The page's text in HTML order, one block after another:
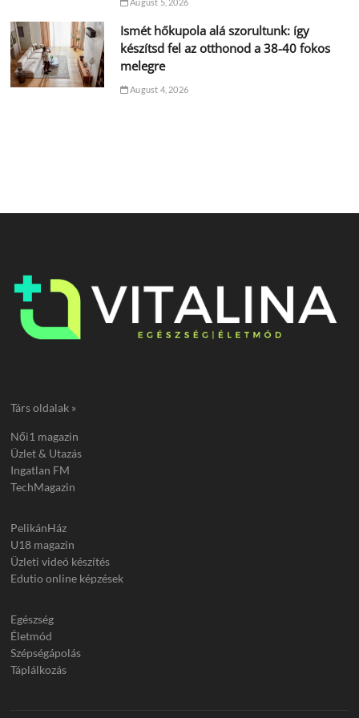
Ismét hőkupola alá szorultunk: így
készítsd fel az otthonod a 38-40 fokos
melegre
August 4, 2026
Társ oldalak »
Női1 magazin
Üzlet & Utazás
Ingatlan FM
TechMagazin
PelikánHáz
U18 magazin
Üzleti videó készítés
Edutio online képzések
Egészség
Életmód
Szépségápolás
Táplálkozás